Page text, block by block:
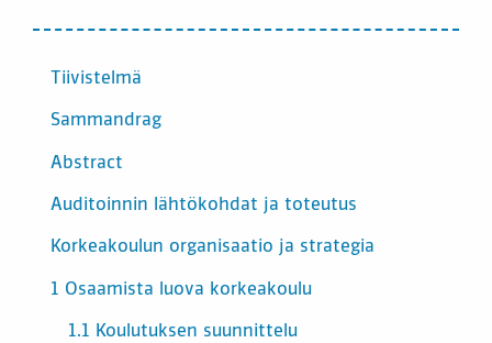
SISÄLTÖ
Tiivistelmä
Sammandrag
Abstract
Auditoinnin lähtökohdat ja toteutus
Korkeakoulun organisaatio ja strategia
1 Osaamista luova korkeakoulu
1.1 Koulutuksen suunnittelu